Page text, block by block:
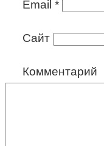
Email *
Сайт
Комментарий